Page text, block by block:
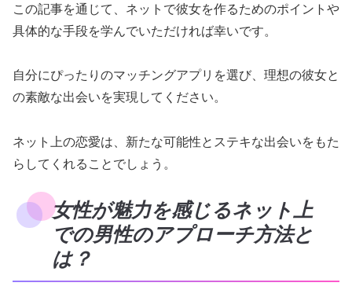
この記事を通じて、ネットで彼女を作るためのポイントや
具体的な手段を学んでいただければ幸いです。
自分にぴったりのマッチングアプリを選び、理想の彼女と
の素敵な出会いを実現してください。
ネット上の恋愛は、新たな可能性とステキな出会いをもた
らしてくれることでしょう。
女性が魅力を感じるネット上
での男性のアプローチ方法と
は？